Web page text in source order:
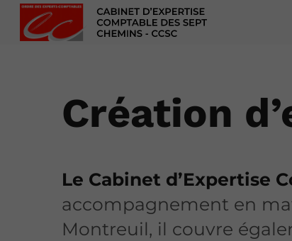
Création
Le Cabinet d’Expertise
accompagnement en
Montreuil, il couvre